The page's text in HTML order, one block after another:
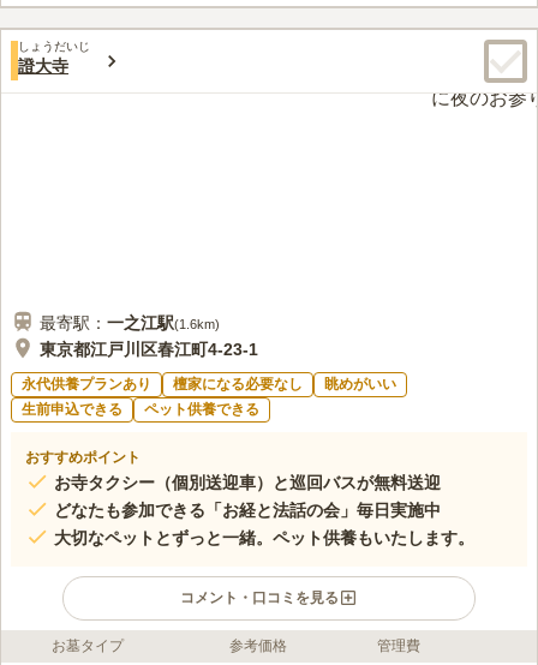
口コミ評価
みんなの評価
八王子駅のショッピングセンターで花やお線香等購入出来る。霊
園でも少しは売ってる。食事は霊園から5分位のところにファミレス等が少
しょうだいじ
證大寺
最寄駅： 一之江駅(1.6km)
東京都江戸川区春江町4-23-1
永代供養プランあり 檀家になる必要なし
眺めがいい
生前申込できる
ペット供養できる
おすすめポイント
お寺タクシー（個別送迎車）と巡回バスが無料送迎
どなたも参加できる「お経と法話の会」毎日実施中
大切なペットとずっと一緒。ペット供養もいたします。
コメント・口コミを見る
ライフドット編集部のコメント
お墓タイプ 参考価格 管理費